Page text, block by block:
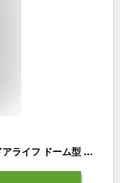
弁当箱 1段 男子 大容量 750ml〜1000ml アウトドアライフ ドーム型 （ お弁当箱 ランチボックス レンジ対応 食洗機対応 一段 レンジOK 食洗機OK 仕切り付き 一段弁当箱 お弁当 弁当 ドーム蓋 男性 日本製 ）【3980円以上送料無料】